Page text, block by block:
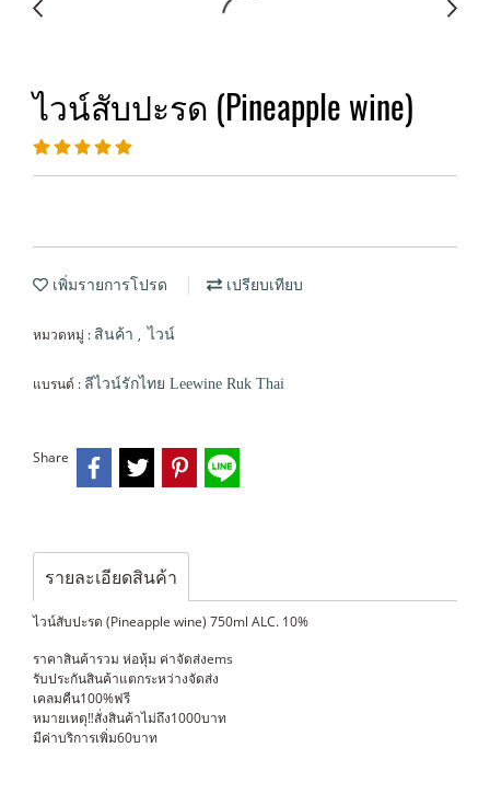
ไวน์สับปะรด (Pineapple wine)
เพิ่มรายการโปรด เปรียบเทียบ
หมวดหมู่ : สินค้า , ไวน์
แบรนด์ : ลีไวน์รักไทย Leewine Ruk Thai
Share
รายละเอียดสินค้า
ไวน์สับปะรด (Pineapple wine) 750ml ALC. 10%
ราคาสินค้ารวม ห่อหุ้ม ค่าจัดส่งems
รับประกันสินค้าแตกระหว่างจัดส่ง
เคลมคืน100%ฟรี
หมายเหตุ‼️สั่งสินค้าไม่ถึง1000บาท
มีค่าบริการเพิ่ม60บาท